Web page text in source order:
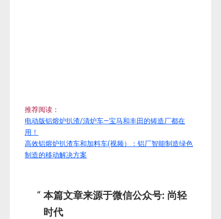
推荐阅读：
电动版铝熔炉扒渣/清炉车—宝马和丰田的铸造厂都在
用！
高效铝熔炉扒渣车和加料车(视频）：铝厂智能制造绿色
制造的移动解决方案
本篇文章来源于微信公众号: 尚轻
时代